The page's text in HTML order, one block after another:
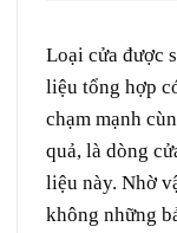
Loại cửa được
liệu tổng hợp
chạm mạnh
quả, là dòng
liệu này. Nhờ
không những